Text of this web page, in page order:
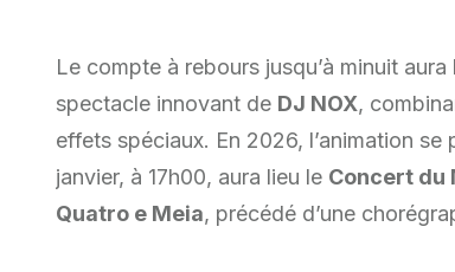
Le compte à rebours jusqu’à minuit
spectacle innovant de DJ NOX,
effets spéciaux. En 2026, l’animation se
janvier, à 17h00, aura lieu le Concert du
Quatro e Meia, précédé d’une